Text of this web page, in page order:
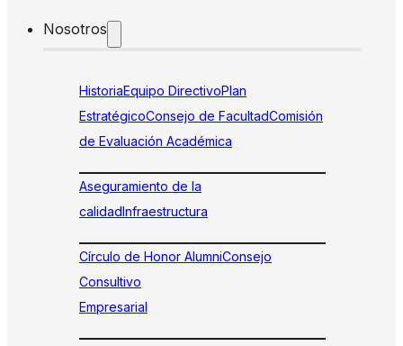
Nosotros
HistoriaEquipo DirectivoPlan
EstratégicoConsejo de FacultadComisión
de Evaluación Académica
Aseguramiento de la
calidadInfraestructura
Círculo de Honor AlumniConsejo
Consultivo
Empresarial